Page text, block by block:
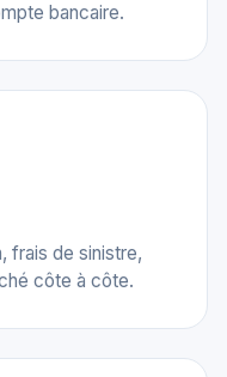
bancaire.
frais de sinistre,
côte à côte.